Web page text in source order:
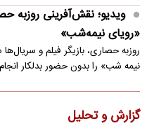
ویدیو؛ نقش‌آفرینی روزبه
«رویای نیمه‌شب»
روزبه حصاری، بازیگر فیلم و
نیمه شب» را بدون حضور بدلکار
گزارش و تحلیل